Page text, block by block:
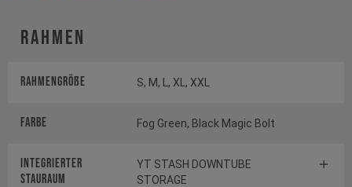
Rahmen
Rahmengröße S, M, L, XL, XXL
Farbe Fog Green, Black Magic Bolt
INTEGRIERTER
STAURAUM
YT STASH DOWNTUBE
STORAGE